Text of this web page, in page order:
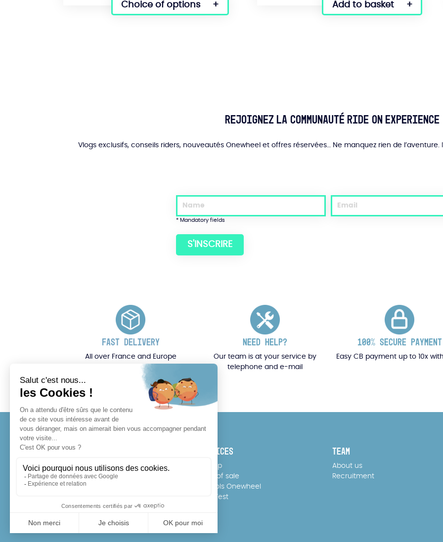
Choice of options
This
Add to basket
Rejoignez la communauté Ride On Experience
Vlogs exclusifs, conseils riders, nouveautés Onewheel et offres réservées… Ne manquez rien de
* Mandatory fields
FAST DELIVERY
All over France and Europe
NEED HELP?
Our team is at your service by
telephone and e-mail
100% SECURE PAYMENT
Easy CB payment up to 10x
CONTACT
Tel: 07 64 17 10 11
info@rideonexperience.com
InstagramFacebook TikTok YouTube
SERVICES
E-Shop
Point of sale
Schools Onewheel
Free Test
TEAM
About us
Recruitment